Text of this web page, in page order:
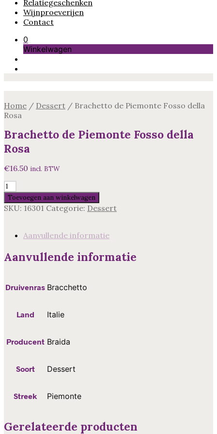
Relatiegeschenken
Wijnproeverijen
Contact
0
Winkelwagen
Home / Dessert / Brachetto de Piemonte Fosso della
Rosa
Brachetto de Piemonte Fosso della
Rosa
€16.50 incl. BTW
Brachetto
de
Piemonte
Rosa
Toevoegen aan winkelwagen
SKU: 16301 Categorie: Dessert
Aanvullende informatie
Aanvullende informatie
Druivenras Bracchetto
Land Italie
Producent Braida
Soort Dessert
Streek Piemonte
Gerelateerde producten